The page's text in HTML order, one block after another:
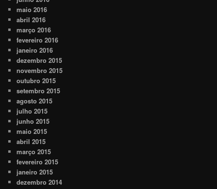
maio 2016
abril 2016
março 2016
fevereiro 2016
janeiro 2016
dezembro 2015
novembro 2015
outubro 2015
setembro 2015
agosto 2015
julho 2015
junho 2015
maio 2015
abril 2015
março 2015
fevereiro 2015
janeiro 2015
dezembro 2014